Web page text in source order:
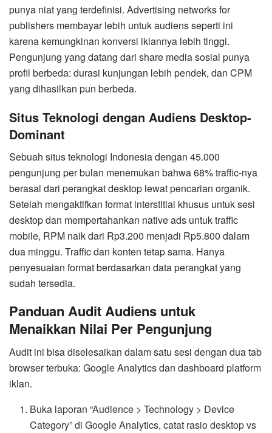
punya niat yang terdefinisi. Advertising networks for
publishers membayar lebih untuk audiens seperti ini
karena kemungkinan konversi iklannya lebih tinggi.
Pengunjung yang datang dari share media sosial punya
profil berbeda: durasi kunjungan lebih pendek, dan CPM
yang dihasilkan pun berbeda.
Situs Teknologi dengan Audiens Desktop-
Dominant
Sebuah situs teknologi Indonesia dengan 45.000
pengunjung per bulan menemukan bahwa 68% traffic-nya
berasal dari perangkat desktop lewat pencarian organik.
Setelah mengaktifkan format interstitial khusus untuk sesi
desktop dan mempertahankan native ads untuk traffic
mobile, RPM naik dari Rp3.200 menjadi Rp5.800 dalam
dua minggu. Traffic dan konten tetap sama. Hanya
penyesuaian format berdasarkan data perangkat yang
sudah tersedia.
Panduan Audit Audiens untuk
Menaikkan Nilai Per Pengunjung
Audit ini bisa diselesaikan dalam satu sesi dengan dua tab
browser terbuka: Google Analytics dan dashboard platform
iklan.
Buka laporan “Audience > Technology > Device
Category” di Google Analytics, catat rasio desktop vs